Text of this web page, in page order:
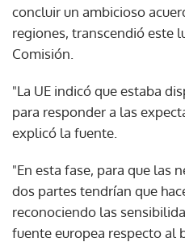
concluir un ambicioso
regiones, transcendió este
Comisión.
"La UE indicó que estaba
para responder a las
explicó la fuente.
"En esta fase, para que las
dos partes tendrían que
reconociendo las
fuente europea respecto al